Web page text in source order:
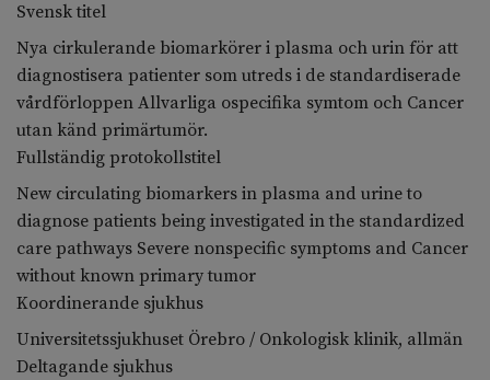
Svensk titel
Nya cirkulerande biomarkörer i plasma och urin för att
diagnostisera patienter som utreds i de standardiserade
vårdförloppen Allvarliga ospecifika symtom och Cancer
utan känd primärtumör.
Fullständig protokollstitel
New circulating biomarkers in plasma and urine to
diagnose patients being investigated in the standardized
care pathways Severe nonspecific symptoms and Cancer
without known primary tumor
Koordinerande sjukhus
Universitetssjukhuset Örebro / Onkologisk klinik, allmän
Deltagande sjukhus